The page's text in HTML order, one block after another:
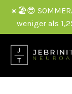
☀️🏖️😎
weniger als